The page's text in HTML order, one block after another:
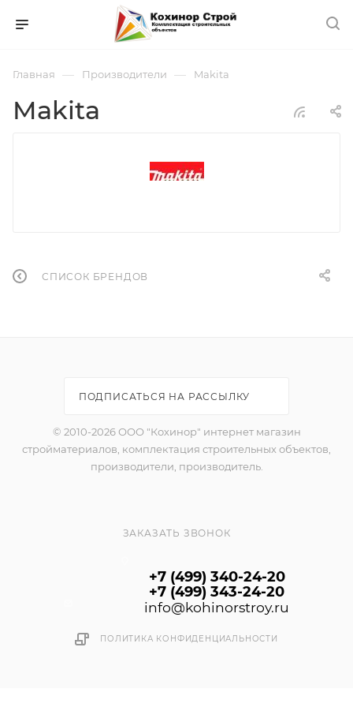
Главная — Производители — Makita
Makita
СПИСОК БРЕНДОВ
ПОДПИСАТЬСЯ НА РАССЫЛКУ
© 2010-2026 ООО "Кохинор" интернет магазин
стройматериалов, комплектация строительных объектов,
производители, производитель.
ЗАКАЗАТЬ ЗВОНОК
+7 (499) 340-24-20
+7 (499) 343-24-20
info@kohinorstroy.ru
ПОЛИТИКА КОНФИДЕНЦИАЛЬНОСТИ